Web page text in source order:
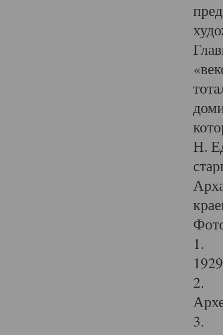
Н.
1.
2.
3.